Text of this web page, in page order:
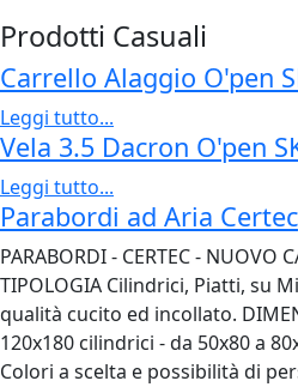
Prodotti Casuali
Carrello Alaggio O'pen
Leggi tutto...
Vela 3.5 Dacron O'pen
Leggi tutto...
Parabordi ad Aria Certec
PARABORDI - CERTEC - NUOVO
TIPOLOGIA Cilindrici, Piatti, su
qualità cucito ed incollato.
120x180 cilindrici - da 50x80 a
Colori a scelta e possibilità di